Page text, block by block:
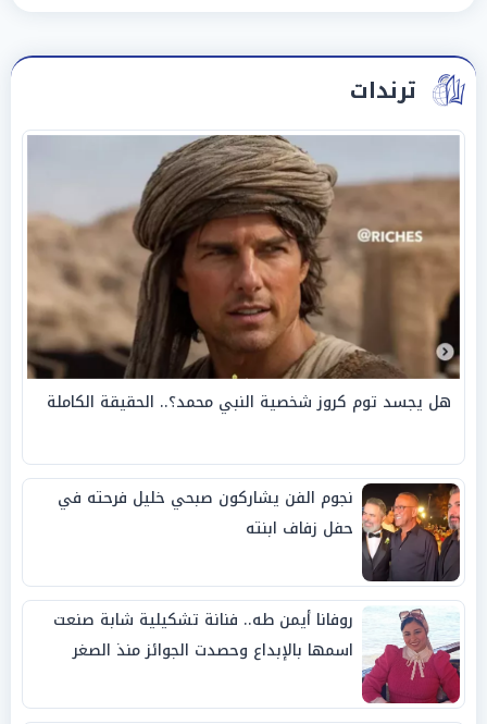
ترندات
هل يجسد توم كروز شخصية النبي محمد؟.. الحقيقة الكاملة
نجوم الفن يشاركون صبحي خليل فرحته في
حفل زفاف ابنته
روفانا أيمن طه.. فنانة تشكيلية شابة صنعت
اسمها بالإبداع وحصدت الجوائز منذ الصغر